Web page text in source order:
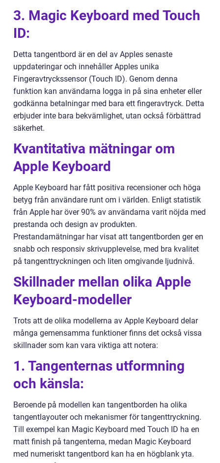
3. Magic Keyboard med Touch
ID:
Detta tangentbord är en del av Apples senaste
uppdateringar och innehåller Apples unika
Fingeravtryckssensor (Touch ID). Genom denna
funktion kan användarna logga in på sina enheter eller
godkänna betalningar med bara ett fingeravtryck. Detta
erbjuder inte bara bekvämlighet, utan också förbättrad
säkerhet.
Kvantitativa mätningar om
Apple Keyboard
Apple Keyboard har fått positiva recensioner och höga
betyg från användare runt om i världen. Enligt statistik
från Apple har över 90% av användarna varit nöjda med
prestanda och design av produkten.
Prestandamätningar har visat att tangentborden ger en
snabb och responsiv skrivupplevelse, med bra kvalitet
på tangenttryckningen och liten omgivande ljudnivå.
Skillnader mellan olika Apple
Keyboard-modeller
Trots att de olika modellerna av Apple Keyboard delar
många gemensamma funktioner finns det också vissa
skillnader som kan vara viktiga att notera:
1. Tangenternas utformning
och känsla:
Beroende på modellen kan tangentborden ha olika
tangentlayouter och mekanismer för tangenttryckning.
Till exempel kan Magic Keyboard med Touch ID ha en
matt finish på tangenterna, medan Magic Keyboard
med numeriskt tangentbord kan ha en högblank yta.